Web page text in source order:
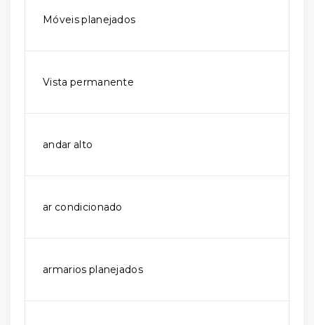
Móveis planejados
Vista permanente
andar alto
ar condicionado
armarios planejados